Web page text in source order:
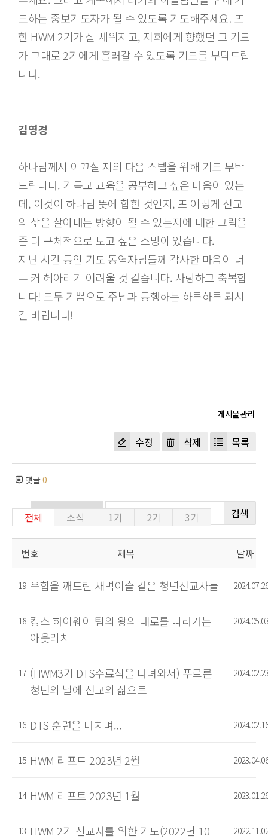
도하는 중보기도자가 될 수 있도록 기도해주세요. 또
한 HWM 2기가 잘 세워지고, 저희에게 향했던 그 기도
가 그대로 2기에게 흘러갈 수 있도록 기도를 부탁드립
니다.
김영경
하나님께서 이끄실 저의 다음 스텝을 위해 기도 부탁
드립니다. 기독교 교육을 공부하고 싶은 마음이 있는
데, 이것이 하나님 뜻에 합한 것인지, 또 어떻게 선교
의 삶을 살아내는 방향이 될 수 있는지에 대한 그림을
좀 더 구체적으로 보고 싶은 소망이 있습니다.
지난 시간 동안 기도 동역자님들께 감사한 마음이 너
무 커 헤아리기 어려울 것 같습니다. 사랑하고 축복합
니다! 모두 기쁨으로 주님과 동행하는 하루하루 되시
길 바랍니다!
수정 삭제 목록
댓글0
검색
전체 소식 1기 2기 3기
번호 제목 날짜
19 옥합을 깨드린 새벽이슬 같은 청년선교사들 2024.07.26
18 킹스 하이웨이 팀의 왕의 대로를 따라가는
아웃리치
2024.05.03
17 (HWM3기 DTS수료식을 다녀와서) 푸르른
청년의 날에 선교의 삶으로
2024.02.23
16 DTS 훈련을 마치며... 2024.02.16
15 HWM 리포트 2023년 2월 2023.04.06
14 HWM 리포트 2023년 1월 2023.01.26
13 HWM 2기 선교사를 위한 기도(2022년 10
2022.11.02